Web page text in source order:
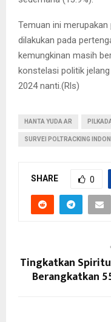
Temuan ini
dilakukan pada
kemungkinan masih
konstelasi politik
2024 nanti.(Rls)
HANTA YUDA AR
SURVEI POLTRACKING
SHARE 0
Tingkatkan
Berangkatkan